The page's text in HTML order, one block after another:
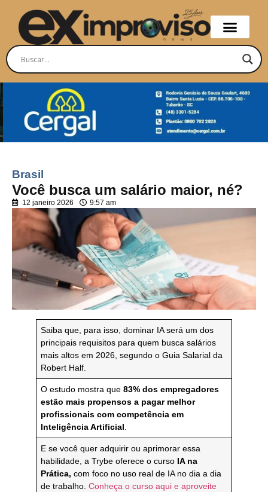
Brasil
Você busca um salário maior, né?
12 janeiro 2026 9:57 am
Saiba que, para isso, dominar IA será um dos
principais requisitos para quem busca salários
mais altos em 2026, segundo o Guia Salarial da
Robert Half.
O estudo mostra que83% dos empregadores
estão mais propensos a pagar melhor
profissionais com competência em
Inteligência Artificial
E se você quer adquirir ou aprimorar essa
habilidade, a Trybe oferece o curso IA na
Prática, com foco no uso real de IA no dia a dia
de trabalho.Conheça o curso aqui e aproveite